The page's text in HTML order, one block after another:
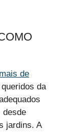
de
da
desde
jardins. A